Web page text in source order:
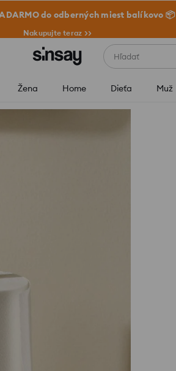
do odberných miest balíkovo 📦
Nakupujte teraz >>
Hľadať
Žena Home Dieťa Muž